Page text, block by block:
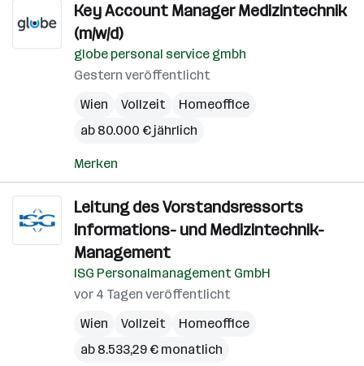
Key Account Manager Medizintechnik
(m/w/d)
globe personal service gmbh
Gestern veröffentlicht
Wien
Vollzeit
Homeoffice
ab 80.000 € jährlich
Merken
Leitung des Vorstandsressorts
Informations- und Medizintechnik-
Management
ISG Personalmanagement GmbH
vor 4 Tagen veröffentlicht
Wien
Vollzeit
Homeoffice
ab 8.533,29 € monatlich